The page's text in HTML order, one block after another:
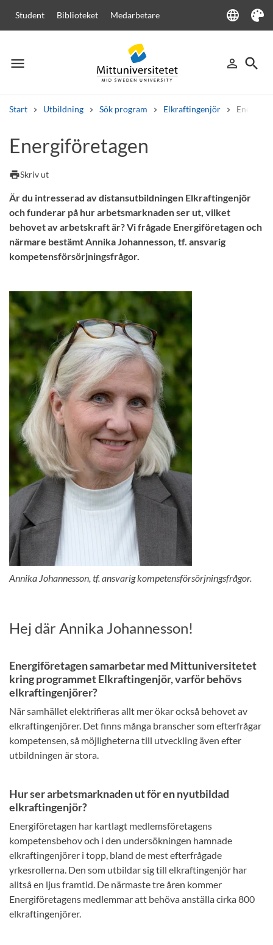
Student Biblioteket Medarbetare language
Language
Tema
menu
Meny person_outline
Logga in
search
Sök
Start Utbildning Sök program Elkraftingenjör
Andra söktjänster
Kurser och program
Energiföretagen
printSkriv ut
Är du intresserad av distansutbildningen Elkraftingenjör
och funderar på hur arbetsmarknaden ser ut, vilket
behovet av arbetskraft är? Vi frågade Energiföretagen och
närmare bestämt Annika Johannesson, tf. ansvarig
kompetensförsörjningsfrågor.
Annika Johannesson, tf. ansvarig kompetensförsörjningsfrågor.
Hej där Annika Johannesson!
Energiföretagen samarbetar med Mittuniversitetet
kring programmet Elkraftingenjör, varför behövs
elkraftingenjörer?
När samhället elektrifieras allt mer ökar också behovet av
elkraftingenjörer. Det finns många branscher som efterfrågar
kompetensen, så möjligheterna till utveckling även efter
utbildningen är stora.
Hur ser arbetsmarknaden ut för en nyutbildad
elkraftingenjör?
Energiföretagen har kartlagt medlemsföretagens
kompetensbehov och i den undersökningen hamnade
elkraftingenjörer i topp, bland de mest efterfrågade
yrkesrollerna. Den som utbildar sig till elkraftingenjör har
alltså en ljus framtid. De närmaste tre åren kommer
Energiföretagens medlemmar att behöva anställa cirka 800
elkraftingenjörer.